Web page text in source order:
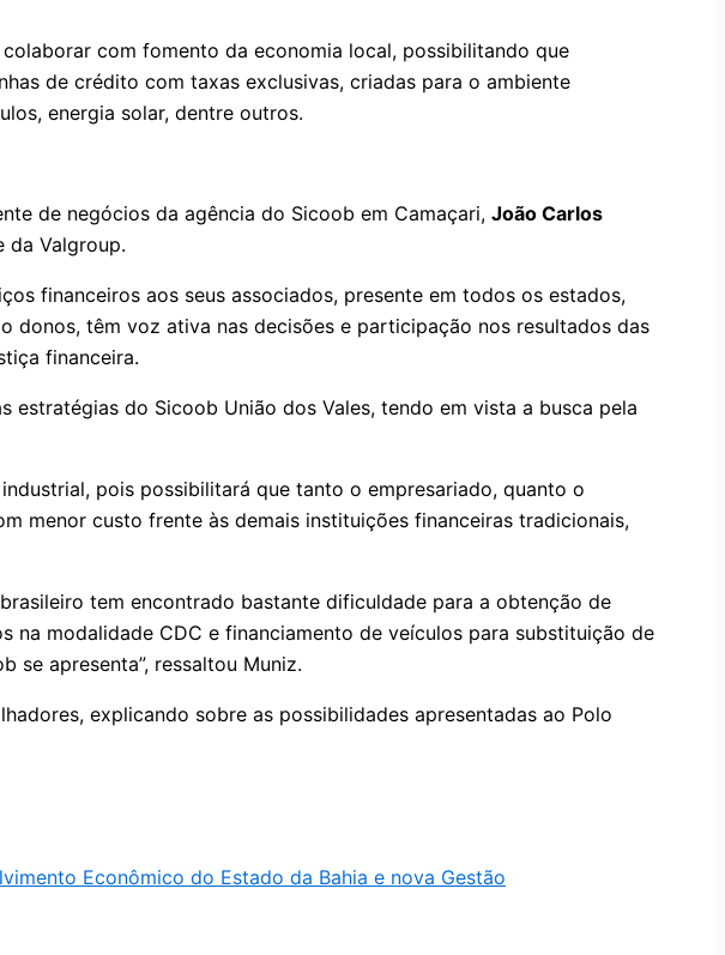
colaborar com fomento da economia local, possibilitando que
de crédito com taxas exclusivas, criadas para o ambiente
energia solar, dentre outros.
de negócios da agência do Sicoob em Camaçari, João Carlos
da Valgroup.
financeiros aos seus associados, presente em todos os estados,
donos, têm voz ativa nas decisões e participação nos resultados das
financeira.
estratégias do Sicoob União dos Vales, tendo em vista a busca pela
pois possibilitará que tanto o empresariado, quanto o
menor custo frente às demais instituições financeiras tradicionais,
tem encontrado bastante dificuldade para a obtenção de
na modalidade CDC e financiamento de veículos para substituição de
apresenta”, ressaltou Muniz.
explicando sobre as possibilidades apresentadas ao Polo
Econômico do Estado da Bahia e nova Gestão